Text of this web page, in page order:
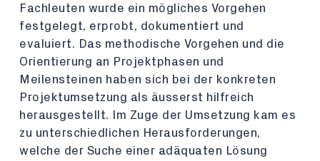
Fachleuten wurde ein mögliches Vorgehen
festgelegt, erprobt, dokumentiert und
evaluiert. Das methodische Vorgehen und die
Orientierung an Projektphasen und
Meilensteinen haben sich bei der konkreten
Projektumsetzung als äusserst hilfreich
herausgestellt. Im Zuge der Umsetzung kam es
zu unterschiedlichen Herausforderungen,
welche der Suche einer adäquaten Lösung